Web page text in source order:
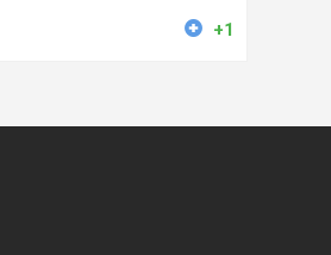
+1